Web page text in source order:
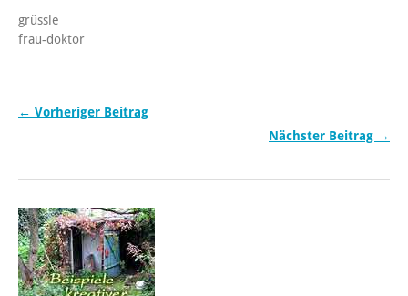
grüssle
frau-doktor
← Vorheriger Beitrag
Nächster Beitrag →